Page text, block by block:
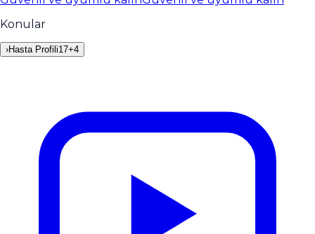
Konular
›Hasta Profili17+4